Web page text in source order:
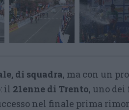
di squadra, ma con un
il 21enne di Trento, uno
nel finale prima